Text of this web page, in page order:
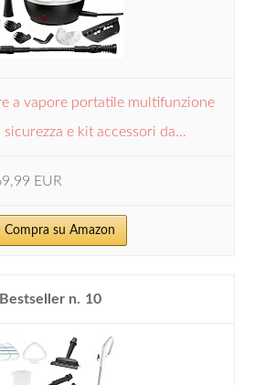
a vapore portatile multifunzione
e kit accessori da...
EUR
Compra su Amazon
10